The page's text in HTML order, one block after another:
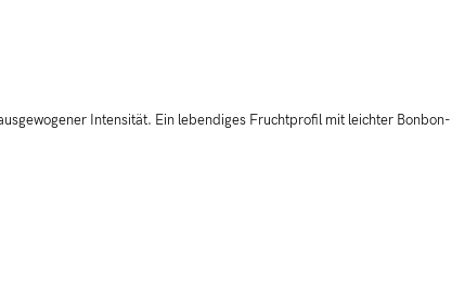
Intensität. Ein lebendiges Fruchtprofil mit leichter